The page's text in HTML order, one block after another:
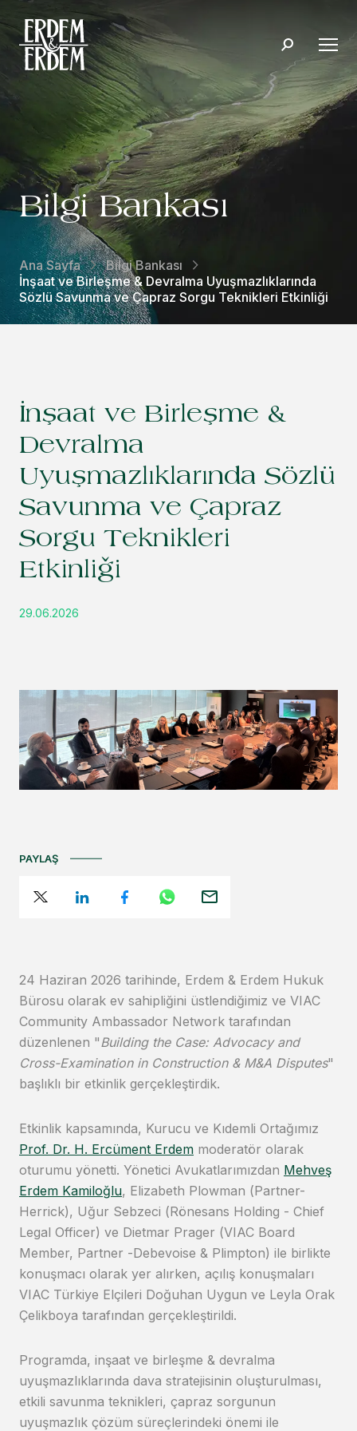
Bilgi Bankası
Ana Sayfa
Bilgi Bankası
İnşaat ve Birleşme & Devralma Uyuşmazlıklarında
Sözlü Savunma ve Çapraz Sorgu Teknikleri Etkinliği
İnşaat ve Birleşme &
Devralma
Uyuşmazlıklarında Sözlü
Savunma ve Çapraz
Sorgu Teknikleri
Etkinliği
29.06.2026
24 Haziran 2026 tarihinde, Erdem & Erdem Hukuk
Bürosu olarak ev sahipliğini üstlendiğimiz ve VIAC
Community Ambassador Network tarafından
düzenlenen "Building the Case: Advocacy and
Cross-Examination in Construction & M&A Disputes"
başlıklı bir etkinlik gerçekleştirdik.
Etkinlik kapsamında, Kurucu ve Kıdemli Ortağımız
Prof. Dr. H. Ercüment Erdem moderatör olarak
oturumu yönetti. Yönetici Avukatlarımızdan Mehveş
Erdem Kamiloğlu, Elizabeth Plowman (Partner-
Herrick), Uğur Sebzeci (Rönesans Holding - Chief
Legal Officer) ve Dietmar Prager (VIAC Board
Member, Partner -Debevoise & Plimpton) ile birlikte
konuşmacı olarak yer alırken, açılış konuşmaları
VIAC Türkiye Elçileri Doğuhan Uygun ve Leyla Orak
Çelikboya tarafından gerçekleştirildi.
Programda, inşaat ve birleşme & devralma
uyuşmazlıklarında dava stratejisinin oluşturulması,
etkili savunma teknikleri, çapraz sorgunun
uyuşmazlık çözüm süreçlerindeki önemi ile
PAYLAŞ